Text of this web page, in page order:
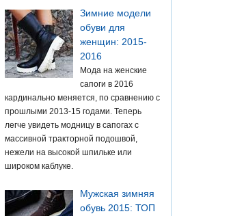
Зимние модели
обуви для
женщин: 2015-
2016
Мода на женские
сапоги в 2016
кардинально меняется, по сравнению с
прошлыми 2013-15 годами. Теперь
легче увидеть модницу в сапогах с
массивной тракторной подошвой,
нежели на высокой шпильке или
широком каблуке.
Мужская зимняя
обувь 2015: ТОП